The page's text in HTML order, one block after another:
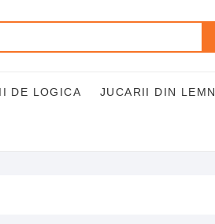
DE LOGICA JUCARII DIN LEMN